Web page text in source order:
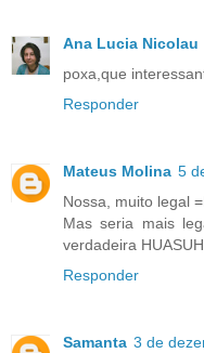
Ana Lucia Nicolau
poxa,que
Responder
Mateus Molina 5
Nossa, muito legal
Mas seria mais
verdadeira
Responder
Samanta 3 de